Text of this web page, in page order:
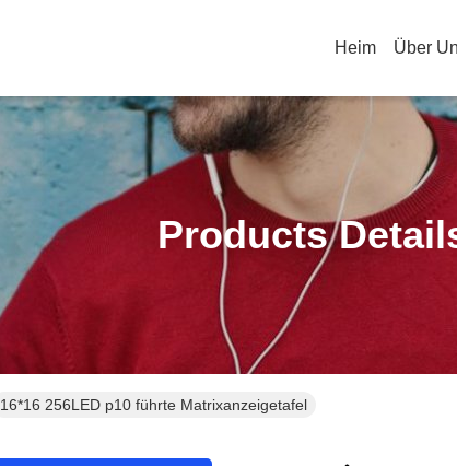
Heim Über
Products
16*16 256LED p10 führte Matrixanzeigetafel